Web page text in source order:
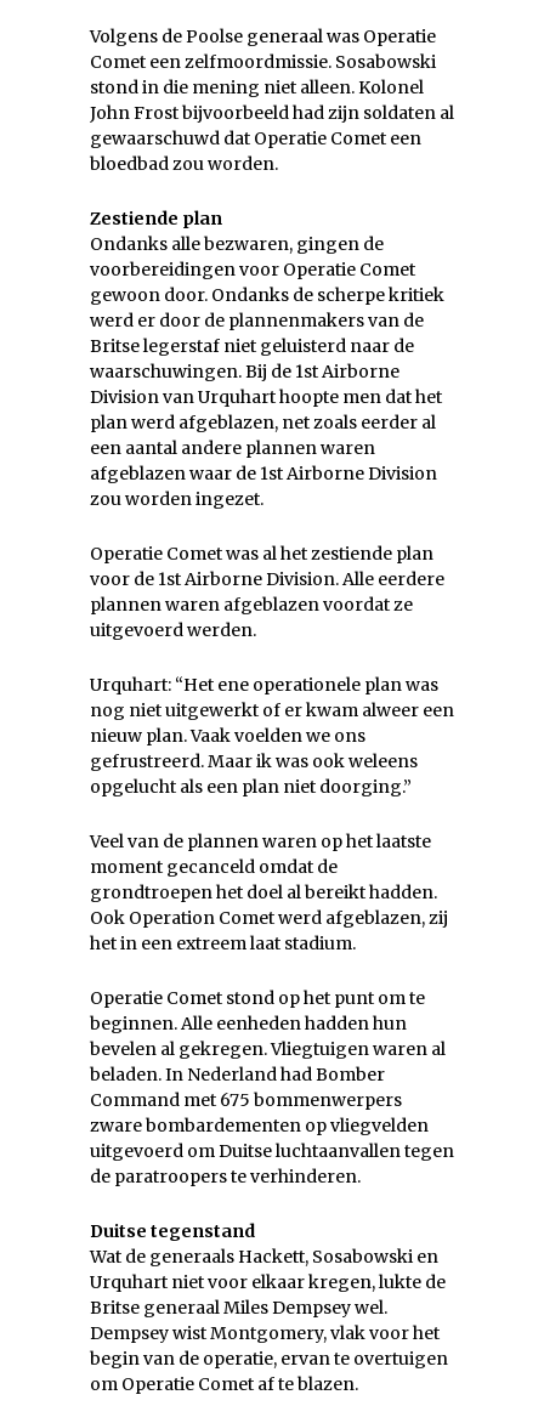
Volgens de Poolse generaal was Operatie
Comet een zelfmoordmissie. Sosabowski
stond in die mening niet alleen. Kolonel
John Frost bijvoorbeeld had zijn soldaten al
gewaarschuwd dat Operatie Comet een
bloedbad zou worden.
Zestiende plan
Ondanks alle bezwaren, gingen de
voorbereidingen voor Operatie Comet
gewoon door. Ondanks de scherpe kritiek
werd er door de plannenmakers van de
Britse legerstaf niet geluisterd naar de
waarschuwingen. Bij de 1st Airborne
Division van Urquhart hoopte men dat het
plan werd afgeblazen, net zoals eerder al
een aantal andere plannen waren
afgeblazen waar de 1st Airborne Division
zou worden ingezet.
Operatie Comet was al het zestiende plan
voor de 1st Airborne Division. Alle eerdere
plannen waren afgeblazen voordat ze
uitgevoerd werden.
Urquhart: “Het ene operationele plan was
nog niet uitgewerkt of er kwam alweer een
nieuw plan. Vaak voelden we ons
gefrustreerd. Maar ik was ook weleens
opgelucht als een plan niet doorging.”
Veel van de plannen waren op het laatste
moment gecanceld omdat de
grondtroepen het doel al bereikt hadden.
Ook Operation Comet werd afgeblazen, zij
het in een extreem laat stadium.
Operatie Comet stond op het punt om te
beginnen. Alle eenheden hadden hun
bevelen al gekregen. Vliegtuigen waren al
beladen. In Nederland had Bomber
Command met 675 bommenwerpers
zware bombardementen op vliegvelden
uitgevoerd om Duitse luchtaanvallen tegen
de paratroopers te verhinderen.
Duitse tegenstand
Wat de generaals Hackett, Sosabowski en
Urquhart niet voor elkaar kregen, lukte de
Britse generaal Miles Dempsey wel.
Dempsey wist Montgomery, vlak voor het
begin van de operatie, ervan te overtuigen
om Operatie Comet af te blazen.